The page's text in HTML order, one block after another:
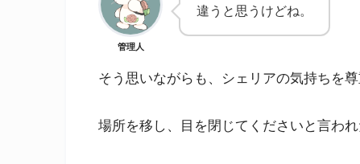
管理人
違うと思うけどね。
そう思いながらも、シェリアの気持ちを
場所を移し、目を閉じてくださいと言われ